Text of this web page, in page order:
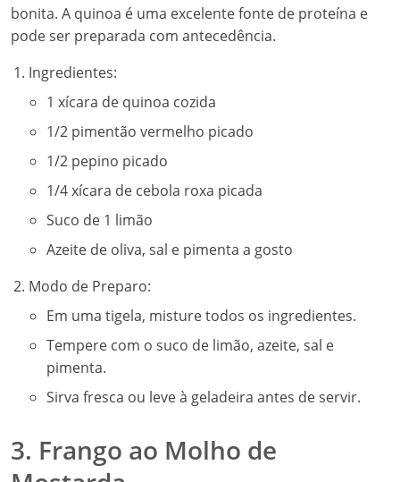
bonita. A quinoa é uma excelente fonte de proteína e
pode ser preparada com antecedência.
Ingredientes:
1 xícara de quinoa cozida
1/2 pimentão vermelho picado
1/2 pepino picado
1/4 xícara de cebola roxa picada
Suco de 1 limão
Azeite de oliva, sal e pimenta a gosto
Modo de Preparo:
Em uma tigela, misture todos os ingredientes.
Tempere com o suco de limão, azeite, sal e
pimenta.
Sirva fresca ou leve à geladeira antes de servir.
3. Frango ao Molho de